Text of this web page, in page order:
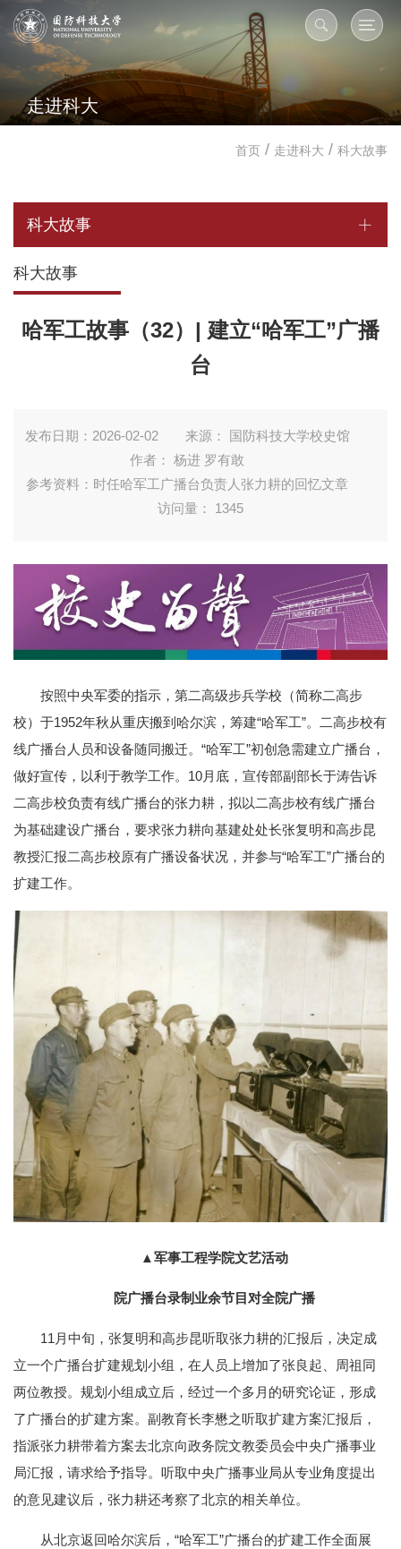
走进科大
首页 / 走进科大 / 科大故事
科大故事
科大故事
哈军工故事（32）| 建立“哈军工”广播
台
发布日期：2026-02-02
来源： 国防科技大学校史馆
作者： 杨进 罗有敢
参考资料：时任哈军工广播台负责人张力耕的回忆文章
访问量： 1345
按照中央军委的指示，第二高级步兵学校（简称二高步
校）于1952年秋从重庆搬到哈尔滨，筹建“哈军工”。二高步校有
线广播台人员和设备随同搬迁。“哈军工”初创急需建立广播台，
做好宣传，以利于教学工作。10月底，宣传部副部长于涛告诉
二高步校负责有线广播台的张力耕，拟以二高步校有线广播台
为基础建设广播台，要求张力耕向基建处处长张复明和高步昆
教授汇报二高步校原有广播设备状况，并参与“哈军工”广播台的
扩建工作。
▲军事工程学院文艺活动
院广播台录制业余节目对全院广播
11月中旬，张复明和高步昆听取张力耕的汇报后，决定成
立一个广播台扩建规划小组，在人员上增加了张良起、周祖同
两位教授。规划小组成立后，经过一个多月的研究论证，形成
了广播台的扩建方案。副教育长李懋之听取扩建方案汇报后，
指派张力耕带着方案去北京向政务院文教委员会中央广播事业
局汇报，请求给予指导。听取中央广播事业局从专业角度提出
的意见建议后，张力耕还考察了北京的相关单位。
从北京返回哈尔滨后，“哈军工”广播台的扩建工作全面展